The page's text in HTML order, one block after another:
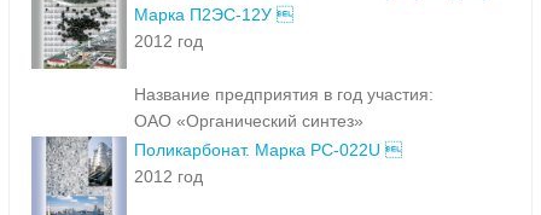
Марка П2ЭС-12У 
2012 год
Название предприятия в год участия:
ОАО «Органический синтез»
Поликарбонат. Марка PC-022U 
2012 год